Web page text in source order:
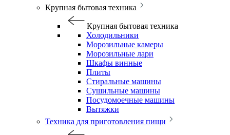
Крупная бытовая техника
Крупная бытовая техника
Холодильники
Морозильные камеры
Морозильные лари
Шкафы винные
Плиты
Стиральные машины
Сушильные машины
Посудомоечные машины
Вытяжки
Техника для приготовления пищи